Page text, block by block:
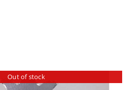
Out of stock